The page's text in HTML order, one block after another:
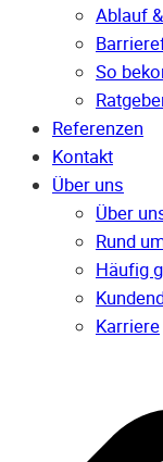
Ablauf
So
Referenzen
Kontakt
Über uns
Über
Rund
Häufig
Karriere